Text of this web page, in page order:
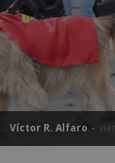
Víctor R. Alfaro -